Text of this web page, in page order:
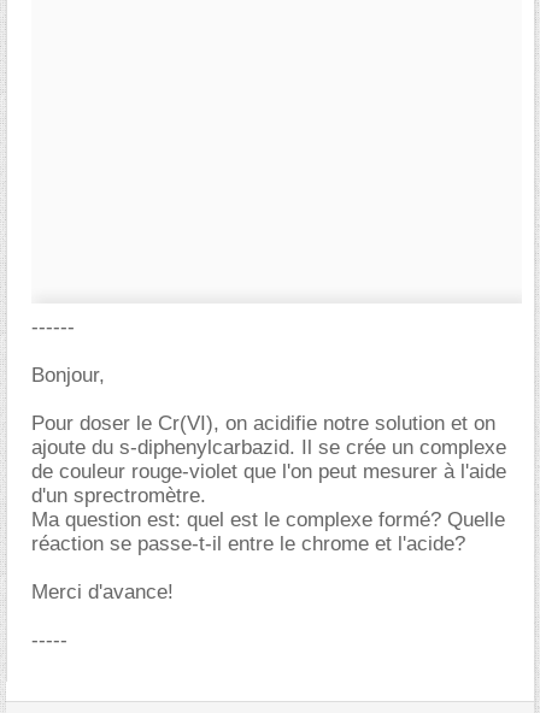
------
Bonjour,
Pour doser le Cr(VI), on acidifie notre solution et on
ajoute du s-diphenylcarbazid. Il se crée un complexe
de couleur rouge-violet que l'on peut mesurer à l'aide
d'un sprectromètre.
Ma question est: quel est le complexe formé? Quelle
réaction se passe-t-il entre le chrome et l'acide?
Merci d'avance!
-----